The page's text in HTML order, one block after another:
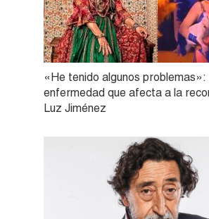
«He tenido algunos
enfermedad que afecta a la
Luz Jiménez